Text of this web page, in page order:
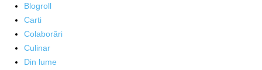
Blogroll
Carti
Colaborări
Culinar
Din lume